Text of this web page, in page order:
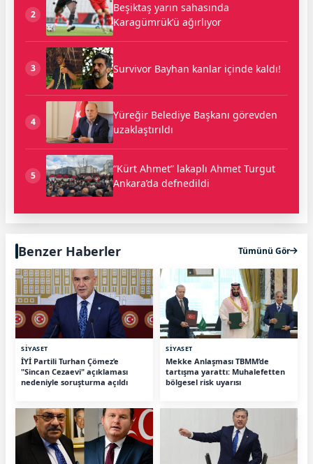
2
Beşiktaş yarın sahasında
Karagümrük’ü ağırlıyor
3 Survivor Bayhan kanlar içinde kaldı!
4
Yüreğir Belediye Başkanı görevden
uzaklaştırıldı
5
“Kürt Ahmet” lakaplı Ahmet Turgut
Ankara’da defnedildi
Benzer Haberler Tümünü Gör
SİYASET
İYİ Partili Turhan Çömez’e
"Sincan Cezaevi" açıklaması
nedeniyle soruşturma açıldı
SİYASET
Mekke Anlaşması TBMM’de
tartışma yarattı: Muhalefetten
bölgesel risk uyarısı